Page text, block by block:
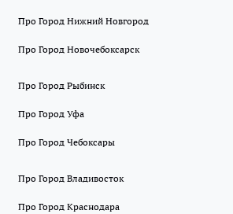
Про Город Нижний Новгород
Про Город Новочебоксарск
Про Город Рыбинск
Про Город Уфа
Про Город Чебоксары
Про Город Владивосток
Про Город Краснодара